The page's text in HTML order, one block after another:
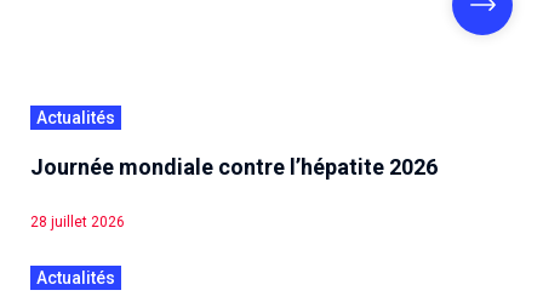
Actualités
Journée mondiale contre l’hépatite 2026
28 juillet 2026
Actualités